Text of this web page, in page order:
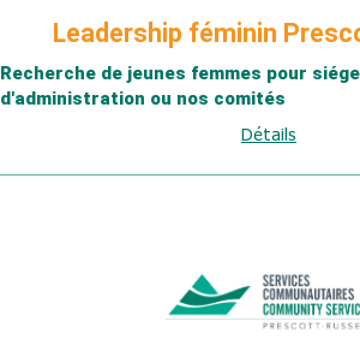
Leadership féminin
Recherche de jeunes femmes pour
d'administration ou nos comités
Détails